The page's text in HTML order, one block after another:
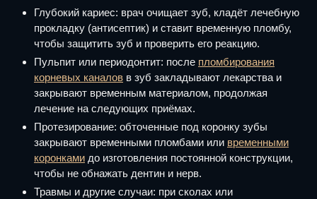
Глубокий кариес: врач очищает зуб, кладёт лечебную
прокладку (антисептик) и ставит временную пломбу,
чтобы защитить зуб и проверить его реакцию.
Пульпит или периодонтит: после пломбирования
корневых каналов в зуб закладывают лекарства и
закрывают временным материалом, продолжая
лечение на следующих приёмах.
Протезирование: обточенные под коронку зубы
закрывают временными пломбами или временными
коронками до изготовления постоянной конструкции,
чтобы не обнажать дентин и нерв.
Травмы и другие случаи: при сколах или